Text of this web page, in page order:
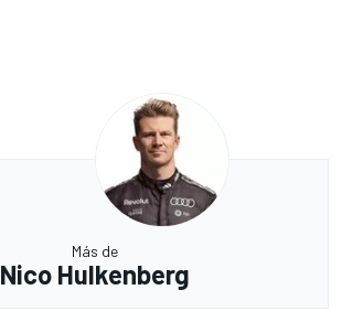
Más de
Nico Hulkenberg